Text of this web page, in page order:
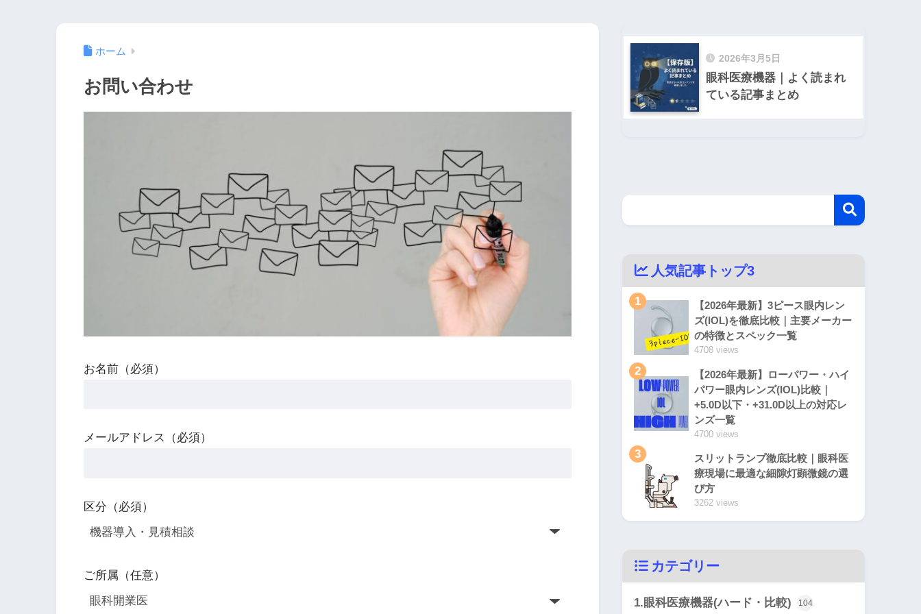
ホーム
お問い合わせ
お名前（必須）
メールアドレス（必須）
区分（必須）
ご所属（任意）
2026年3月5日
眼科医療機器｜よく読まれ
ている記事まとめ
人気記事トップ3
1
【2026年最新】3ピース眼内レン
ズ(IOL)を徹底比較｜主要メーカー
の特徴とスペック一覧
4708 views
2
【2026年最新】ローパワー・ハイ
パワー眼内レンズ(IOL)比較｜
+5.0D以下・+31.0D以上の対応レ
ンズ一覧
4700 views
3
スリットランプ徹底比較｜眼科医
療現場に最適な細隙灯顕微鏡の選
び方
3262 views
カテゴリー
1.眼科医療機器(ハード・比較) 104